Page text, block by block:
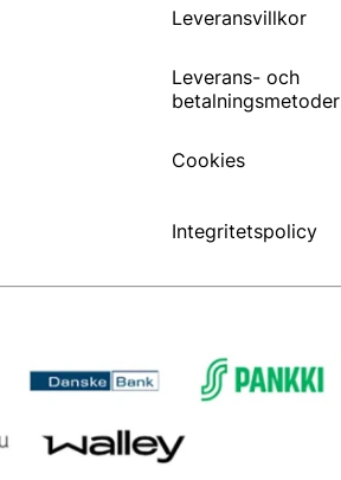
Leveransvillkor
Leverans- och
betalningsmetoder
Cookies
Integritetspolicy